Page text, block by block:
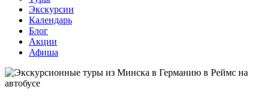
Экскурсии
Календарь
Блог
Акции
Афиша